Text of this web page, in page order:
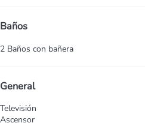
Baños
2 Baños con bañera
General
Televisión
Ascensor